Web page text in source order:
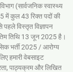
(सार्वजनिक स्वास्थ्य
में कुल 43 रिक्त पदों की
विस्तृत विज्ञापन
तिथि 13 जून 2025 है।
भर्ती 2025 / आरोग्य
हमारी वेबसाइट
पाठ्यक्रम और लिखित